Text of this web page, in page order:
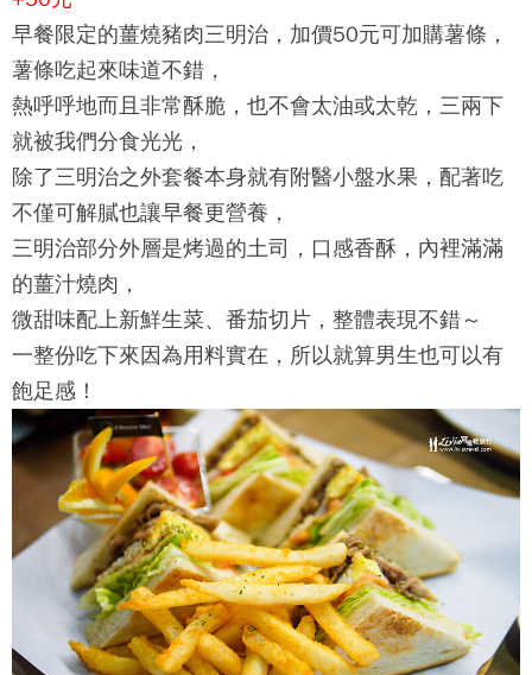
早餐限定的薑燒豬肉三明治，加價50元可加購薯條，
薯條吃起來味道不錯，
熱呼呼地而且非常酥脆，也不會太油或太乾，三兩下
就被我們分食光光，
除了三明治之外套餐本身就有附醫小盤水果，配著吃
不僅可解膩也讓早餐更營養，
三明治部分外層是烤過的土司，口感香酥，內裡滿滿
的薑汁燒肉，
微甜味配上新鮮生菜、番茄切片，整體表現不錯～
一整份吃下來因為用料實在，所以就算男生也可以有
飽足感！